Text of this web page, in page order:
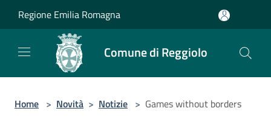
Regione Emilia Romagna
Comune di Reggiolo
Home > Novità > Notizie > Games without borders